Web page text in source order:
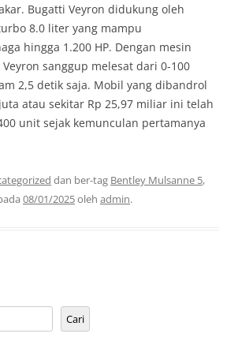
Bugatti Veyron didukung oleh
8.0 liter yang mampu
hingga 1.200 HP. Dengan mesin
sanggup melesat dari 0-100
2,5 detik saja. Mobil yang dibandrol
atau sekitar Rp 25,97 miliar ini telah
unit sejak kemunculan pertamanya
dan ber-tag Bentley Mulsanne 5,
08/01/2025oleh admin.
Cari